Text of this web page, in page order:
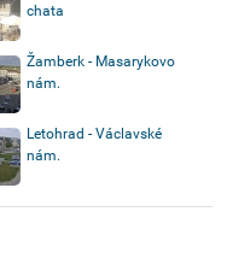
chata
Žamberk - Masarykovo
nám.
Letohrad - Václavské
nám.